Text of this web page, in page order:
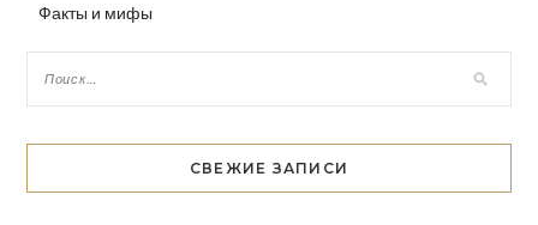
Факты и мифы
СВЕЖИЕ ЗАПИСИ